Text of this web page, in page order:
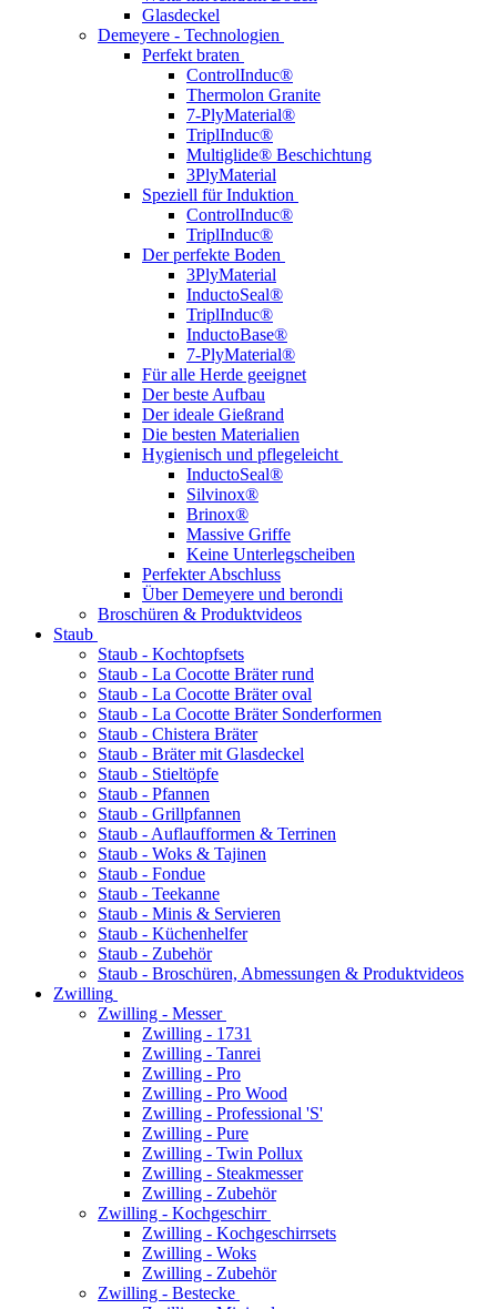
Glasdeckel
Demeyere - Technologien
Perfekt braten
ControlInduc®
Thermolon Granite
7-PlyMaterial®
TriplInduc®
Multiglide® Beschichtung
3PlyMaterial
Speziell für Induktion
ControlInduc®
TriplInduc®
Der perfekte Boden
3PlyMaterial
InductoSeal®
TriplInduc®
InductoBase®
7-PlyMaterial®
Für alle Herde geeignet
Der beste Aufbau
Der ideale Gießrand
Die besten Materialien
Hygienisch und pflegeleicht
InductoSeal®
Silvinox®
Brinox®
Massive Griffe
Keine Unterlegscheiben
Perfekter Abschluss
Über Demeyere und berondi
Broschüren & Produktvideos
Staub
Staub - Kochtopfsets
Staub - La Cocotte Bräter rund
Staub - La Cocotte Bräter oval
Staub - La Cocotte Bräter Sonderformen
Staub - Chistera Bräter
Staub - Bräter mit Glasdeckel
Staub - Stieltöpfe
Staub - Pfannen
Staub - Grillpfannen
Staub - Auflaufformen & Terrinen
Staub - Woks & Tajinen
Staub - Fondue
Staub - Teekanne
Staub - Minis & Servieren
Staub - Küchenhelfer
Staub - Zubehör
Staub - Broschüren, Abmessungen & Produktvideos
Zwilling
Zwilling - Messer
Zwilling - 1731
Zwilling - Tanrei
Zwilling - Pro
Zwilling - Pro Wood
Zwilling - Professional 'S'
Zwilling - Pure
Zwilling - Twin Pollux
Zwilling - Steakmesser
Zwilling - Zubehör
Zwilling - Kochgeschirr
Zwilling - Kochgeschirrsets
Zwilling - Woks
Zwilling - Zubehör
Zwilling - Bestecke